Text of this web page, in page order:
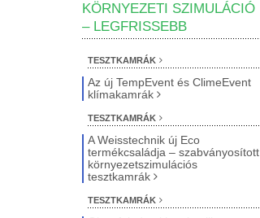
KÖRNYEZETI SZIMULÁCIÓ
– LEGFRISSEBB
TESZTKAMRÁK
Az új TempEvent és ClimeEvent
klímakamrák
TESZTKAMRÁK
A Weisstechnik új Eco
termékcsaládja – szabványosított
környezetszimulációs
tesztkamrák
TESZTKAMRÁK